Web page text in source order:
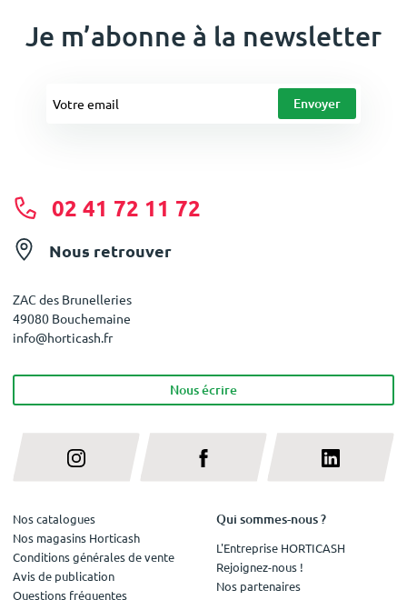
Je m’abonne à la newsletter
02 41 72 11 72
Nous retrouver
ZAC des Brunelleries
49080 Bouchemaine
info@horticash.fr
Nous écrire
Nos catalogues
Nos magasins Horticash
Conditions générales de vente
Avis de publication
Questions fréquentes
Qui sommes-nous ?
L'Entreprise HORTICASH
Rejoignez-nous !
Nos partenaires